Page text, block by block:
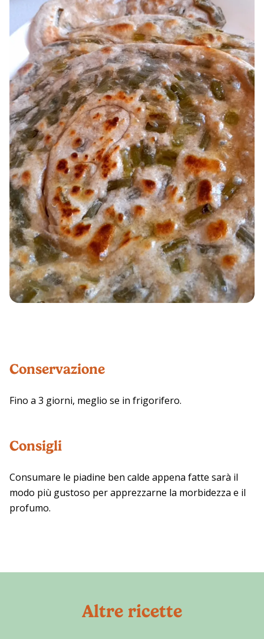
Conservazione
Fino a 3 giorni, meglio se in frigorifero.
Consigli
Consumare le piadine ben calde appena fatte sarà il
modo più gustoso per apprezzarne la morbidezza e il
profumo.
Altre ricette